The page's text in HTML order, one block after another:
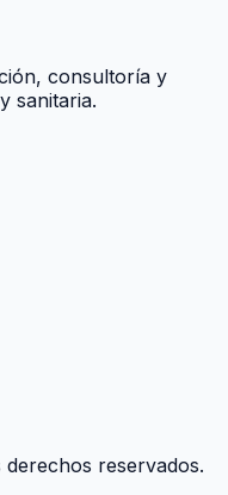
consultoría y
sanitaria.
reservados.